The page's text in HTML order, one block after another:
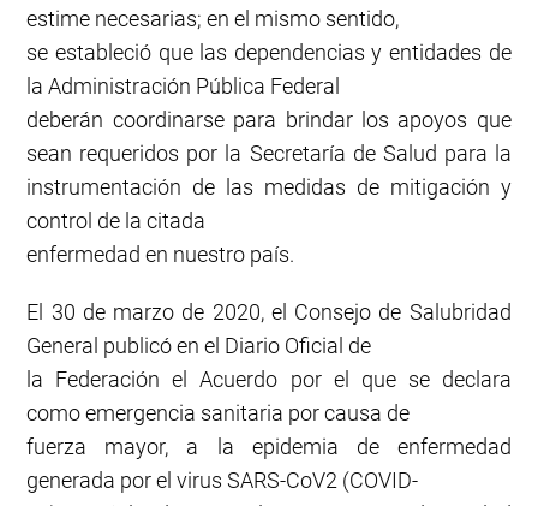
estime necesarias; en el mismo sentido,
se estableció que las dependencias y entidades de
la Administración Pública Federal
deberán coordinarse para brindar los apoyos que
sean requeridos por la Secretaría de Salud para la
instrumentación de las medidas de mitigación y
control de la citada
enfermedad en nuestro país.
El 30 de marzo de 2020, el Consejo de Salubridad
General publicó en el Diario Oficial de
la Federación el Acuerdo por el que se declara
como emergencia sanitaria por causa de
fuerza mayor, a la epidemia de enfermedad
generada por el virus SARS-CoV2 (COVID-